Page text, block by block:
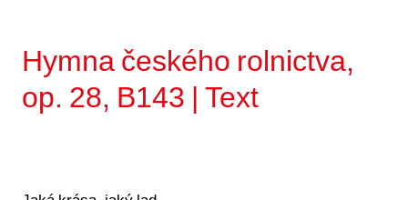
Hymna českého rolnictva,
op. 28, B143 | Text